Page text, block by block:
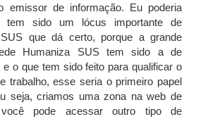
emissor de informação. Eu poderia
sido um lócus importante de
que dá certo, porque a grande
Humaniza SUS tem sido a de
o que tem sido feito para qualificar o
trabalho, esse seria o primeiro papel
seja, criamos uma zona na web de
você pode acessar outro tipo de